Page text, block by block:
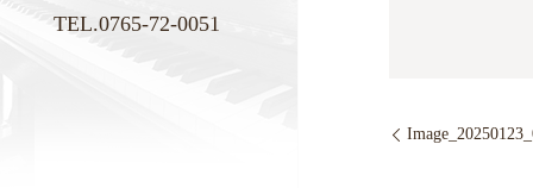
TEL.0765-72-0051